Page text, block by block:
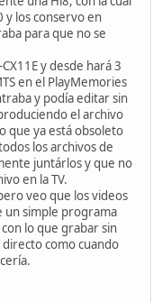
y los conservo en
para que no se
y desde hará 3
en el PlayMemories
y podía editar sin
el archivo
que ya está obsoleto
los archivos de
juntárlos y que no
en la TV.
veo que los videos
un simple programa
lo que grabar sin
como cuando